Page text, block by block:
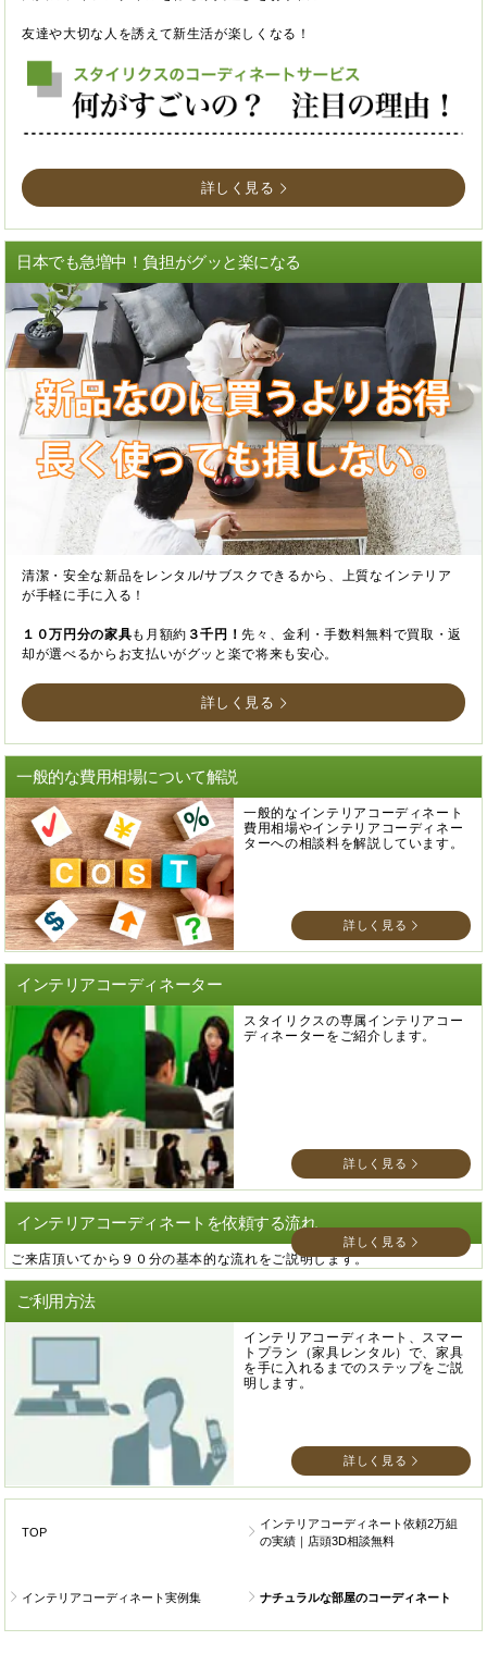
友達や大切な人を誘えて新生活が楽しくなる！
詳しく見る
日本でも急増中！負担がグッと楽になる
清潔・安全な新品をレンタル/サブスクできるから、上質なインテリア
が手軽に手に入る！
１０万円分の家具も月額約 ３千円！先々、金利・手数料無料で買取・返
却が選べるからお支払いがグッと楽で将来も安心。
詳しく見る
一般的な費用相場について解説
一般的なインテリアコーディネート
費用相場やインテリアコーディネー
ターへの相談料を解説しています。
詳しく見る
インテリアコーディネーター
スタイリクスの専属インテリアコー
ディネーターをご紹介します。
詳しく見る
インテリアコーディネートを依頼する流れ
ご来店頂いてから９０分の基本的な流れをご説明します。
詳しく見る
ご利用方法
インテリアコーディネート、スマー
トプラン（家具レンタル）で、家具
を手に入れるまでのステップをご説
明します。
詳しく見る
TOP
インテリアコーディネート依頼2万組
の実績｜店頭3D相談無料
インテリアコーディネート実例集 ナチュラルな部屋のコーディネート